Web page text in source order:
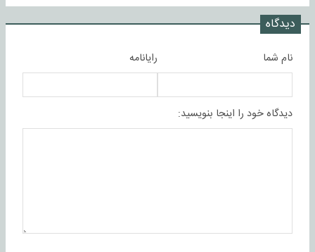
دیدگاه
نام شما رایانامه
دیدگاه خود را اینجا بنویسید: